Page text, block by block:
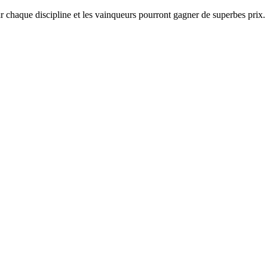
discipline et les vainqueurs pourront gagner de superbes prix.